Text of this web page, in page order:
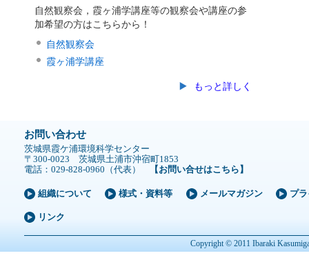
自然観察会，霞ヶ浦学講座等の観察会や講座の参
加希望の方はこちらから！
自然観察会
霞ヶ浦学講座
もっと詳しく
お問い合わせ
茨城県霞ケ浦環境科学センター
〒300-0023 茨城県土浦市沖宿町1853
電話：029-828-0960（代表）
【お問い合せはこちら】
組織について 様式・資料等 メールマガジン プ
リンク
Copyright © 2011 Ibaraki